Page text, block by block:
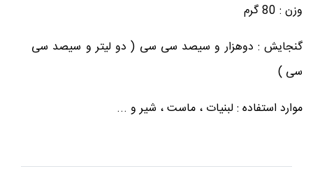
وزن : 80 گرم
گنجایش : دوهزار و سیصد سی سی ( دو لیتر و سیصد سی
سی )
موارد استفاده : لبنیات ، ماست ، شیر و ...